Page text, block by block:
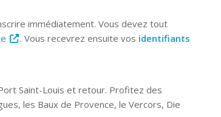
immédiatement. Vous devez tout
. Vous recevrez ensuite vos identifiants
Saint-Louis et retour. Profitez des
les Baux de Provence, le Vercors, Die